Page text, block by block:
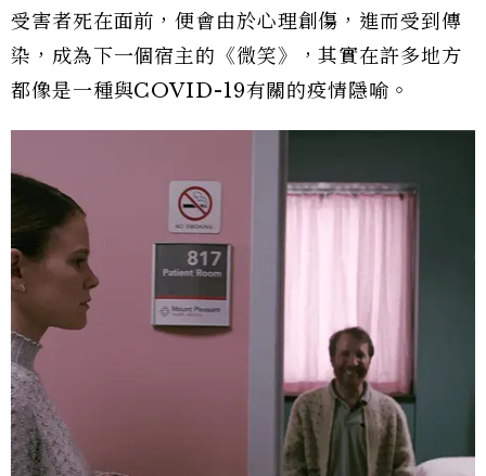
受害者死在面前，便會由於心理創傷，進而受到傳
染，成為下一個宿主的《微笑》，其實在許多地方
都像是一種與COVID-19有關的疫情隱喻。